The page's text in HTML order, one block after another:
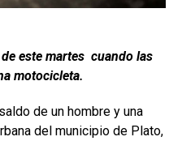
este martes cuando las
motocicleta.
de un hombre y una
del municipio de Plato,